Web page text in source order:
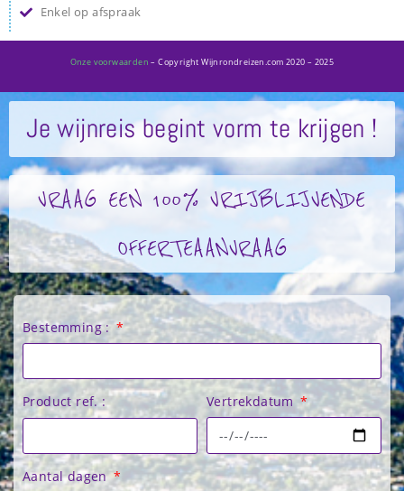
Enkel op afspraak
Onze voorwaarden – Copyright Wijnrondreizen.com 2020 – 2025
Je wijnreis begint vorm te krijgen !
VRAAG EEN 100% VRIJBLIJVENDE
OFFERTEAANVRAAG
Bestemming :
Product ref. : Vertrekdatum
Aantal dagen